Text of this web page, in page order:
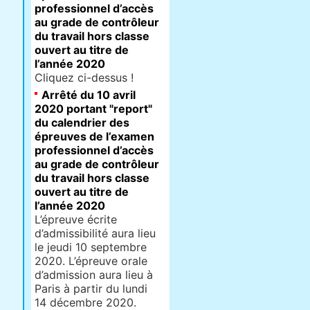
professionnel d’accès
au grade de contrôleur
du travail hors classe
ouvert au titre de
l’année 2020
Cliquez ci-dessus !
Arrêté du 10 avril
2020 portant "report"
du calendrier des
épreuves de l’examen
professionnel d’accès
au grade de contrôleur
du travail hors classe
ouvert au titre de
l’année 2020
L’épreuve écrite
d’admissibilité aura lieu
le jeudi 10 septembre
2020. L’épreuve orale
d’admission aura lieu à
Paris à partir du lundi
14 décembre 2020.